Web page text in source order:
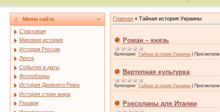
Меню сайта
Стартовая
Мировая история
История России
Лента
События и даты
Фотообзоры
История Древнего Рима
История стран мира
Рыцари
Главная » Тайная история Украины
Роман – князь
Категория: Тайная история Украины
Вертепная культурка
Категория: Тайная история Украины
Роксоланы для Италии